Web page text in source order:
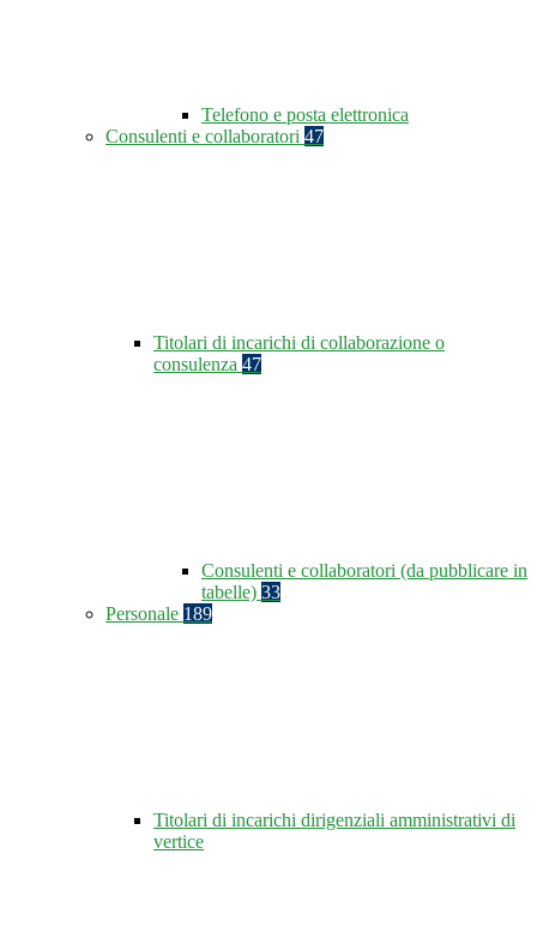
Telefono e posta elettronica
Consulenti e collaboratori 47
Titolari di incarichi di collaborazione o
consulenza 47
Consulenti e collaboratori (da pubblicare in
tabelle) 33
Personale 189
Titolari di incarichi dirigenziali amministrativi di
vertice